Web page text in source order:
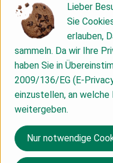
Nährwert-Info
Produktdatenblatt
Herkunft
Hersteller: Trafo
Lieber
Sie
erlauben,
sammeln. Da wir Ihre
haben Sie in
2009/136/EG (E-
einzustellen, an
weitergeben.
Nur notwendige